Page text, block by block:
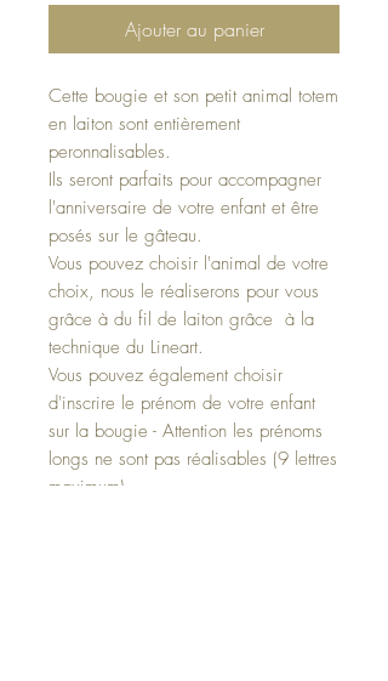
Ajouter au panier
Cette bougie et son petit animal totem
en laiton sont entièrement
peronnalisables.
Ils seront parfaits pour accompagner
l'anniversaire de votre enfant et être
posés sur le gâteau.
Vous pouvez choisir l'animal de votre
choix, nous le réaliserons pour vous
grâce à du fil de laiton grâce à la
technique du Lineart.
Vous pouvez également choisir
d'inscrire le prénom de votre enfant
sur la bougie - Attention les prénoms
longs ne sont pas réalisables (9 lettres
maximum)